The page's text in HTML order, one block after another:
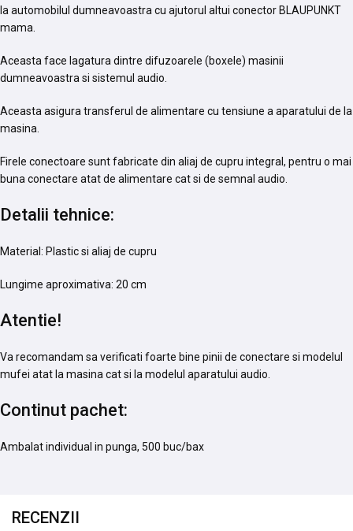
la automobilul dumneavoastra cu ajutorul altui conector BLAUPUNKT
mama.
Aceasta face lagatura dintre difuzoarele (boxele) masinii
dumneavoastra si sistemul audio.
Aceasta asigura transferul de alimentare cu tensiune a aparatului de la
masina.
Firele conectoare sunt fabricate din aliaj de cupru integral, pentru o mai
buna conectare atat de alimentare cat si de semnal audio.
Detalii tehnice:
Material: Plastic si aliaj de cupru
Lungime aproximativa: 20 cm
Atentie!
Va recomandam sa verificati foarte bine pinii de conectare si modelul
mufei atat la masina cat si la modelul aparatului audio.
Continut pachet:
Ambalat individual in punga, 500 buc/bax
RECENZII